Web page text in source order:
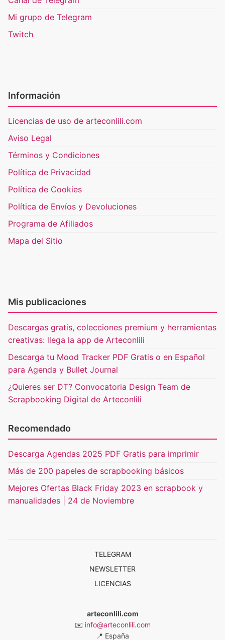
Mi grupo de Telegram
Twitch
Información
Licencias de uso de arteconlili.com
Aviso Legal
Términos y Condiciones
Política de Privacidad
Política de Cookies
Política de Envíos y Devoluciones
Programa de Afiliados
Mapa del Sitio
Mis publicaciones
Descargas gratis, colecciones premium y herramientas
creativas: llega la app de Arteconlili
Descarga tu Mood Tracker PDF Gratis o en Español
para Agenda y Bullet Journal
¿Quieres ser DT? Convocatoria Design Team de
Scrapbooking Digital de Arteconlili
Recomendado
Descarga Agendas 2025 PDF Gratis para imprimir
Más de 200 papeles de scrapbooking básicos
Mejores Ofertas Black Friday 2023 en scrapbook y
manualidades | 24 de Noviembre
TELEGRAM
NEWSLETTER
LICENCIAS
arteconlili.com
✉️ info@arteconlili.com
📍 España